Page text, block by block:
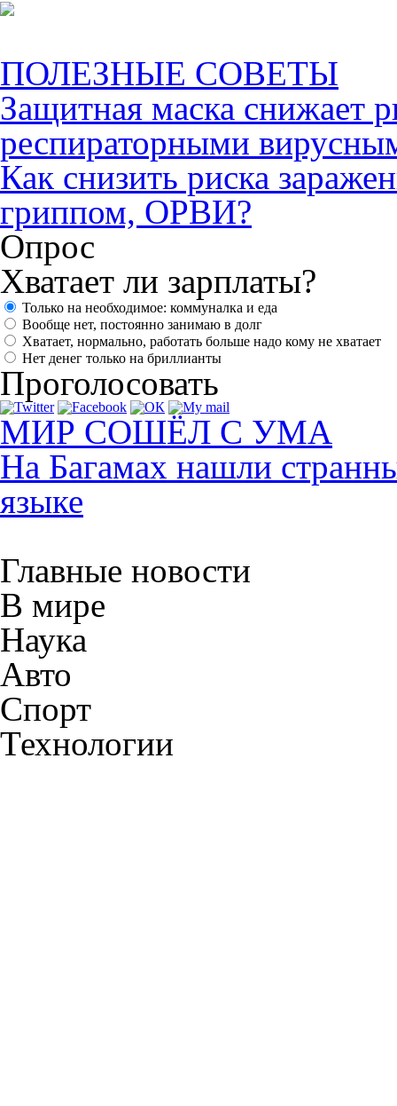
ПОЛЕЗНЫЕ СОВЕТЫ
Защитная маска снижает
респираторными
Как снизить риска
гриппом, ОРВИ?
Опрос
Хватает ли зарплаты?
Только на необходимое: коммуналка и еда
Вообще нет, постоянно занимаю в долг
Хватает, нормально, работать больше надо кому не хватает
Нет денег только на бриллианты
Проголосовать
МИР СОШЁЛ С УМА
На Багамах нашли
языке
Главные новости
В мире
Наука
Авто
Спорт
Технологии